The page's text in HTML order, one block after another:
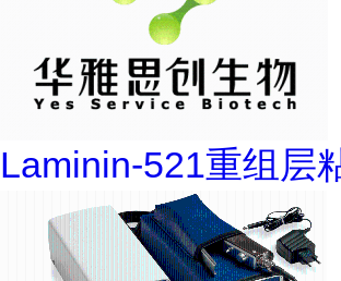
Laminin-521重组层